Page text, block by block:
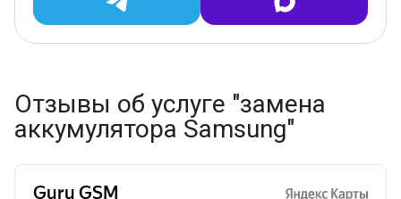
Отзывы об услуге "замена
аккумулятора Samsung"